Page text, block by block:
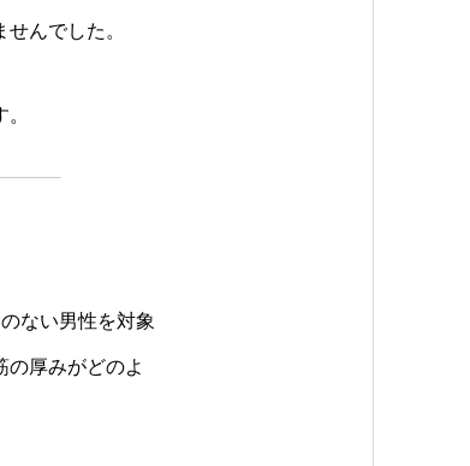
んでした。
ない男性を対象
の厚みがどのよ